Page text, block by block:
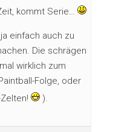
kommt Serie…
einfach auch zu
Die schrägen
wirklich zum
Folge, oder
).